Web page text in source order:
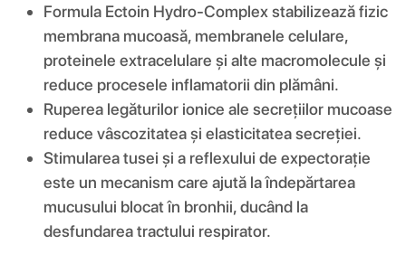
Formula Ectoin Hydro-Complex stabilizează fizic
membrana mucoasă, membranele celulare,
proteinele extracelulare și alte macromolecule și
reduce procesele inflamatorii din plămâni.
Ruperea legăturilor ionice ale secrețiilor mucoase
reduce vâscozitatea și elasticitatea secreției.
Stimularea tusei și a reflexului de expectorație
este un mecanism care ajută la îndepărtarea
mucusului blocat în bronhii, ducând la
desfundarea tractului respirator.